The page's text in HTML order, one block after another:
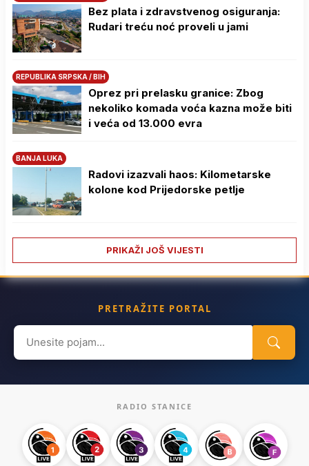
Bez plata i zdravstvenog osiguranja:
Rudari treću noć proveli u jami
REPUBLIKA SRPSKA / BIH
Oprez pri prelasku granice: Zbog
nekoliko komada voća kazna može biti
i veća od 13.000 evra
BANJA LUKA
Radovi izazvali haos: Kilometarske
kolone kod Prijedorske petlje
PRIKAŽI JOŠ VIJESTI
PRETRAŽITE PORTAL
Search
for:
RADIO STANICE